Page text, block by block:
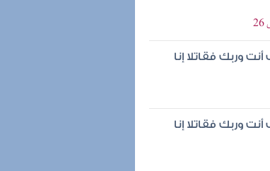
وربك فقاتلا إنا
وربك فقاتلا إنا